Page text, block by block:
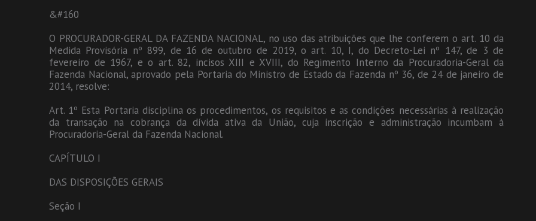
&#160
O PROCURADOR-GERAL DA FAZENDA NACIONAL, no uso das atribuições que lhe conferem o art. 10 da
Medida Provisória nº 899, de 16 de outubro de 2019, o art. 10, I, do Decreto-Lei nº 147, de 3 de
fevereiro de 1967, e o art. 82, incisos XIII e XVIII, do Regimento Interno da Procuradoria-Geral da
Fazenda Nacional, aprovado pela Portaria do Ministro de Estado da Fazenda nº 36, de 24 de janeiro de
2014, resolve:
Art. 1º Esta Portaria disciplina os procedimentos, os requisitos e as condições necessárias à realização
da transação na cobrança da dívida ativa da União, cuja inscrição e administração incumbam à
Procuradoria-Geral da Fazenda Nacional.
CAPÍTULO I
DAS DISPOSIÇÕES GERAIS
Seção I